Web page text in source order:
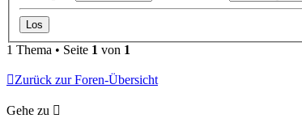
1 Thema • Seite 1 von 1
Zurück zur Foren-Übersicht
Gehe zu